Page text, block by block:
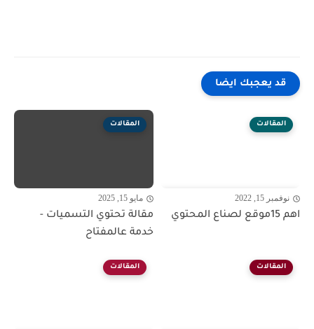
قد يعجبك ايضا
المقالات
نوفمبر 15, 2022
اهم 15موقع لصناع المحتوي
المقالات
مايو 15, 2025
مقالة تحتوي التسميات -
خدمة عالمفتاح
المقالات المقالات